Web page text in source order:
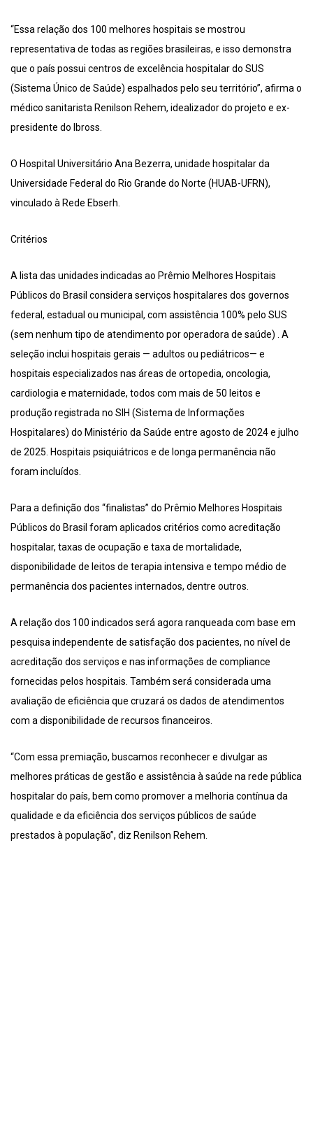
“Essa relação dos 100 melhores hospitais se mostrou
representativa de todas as regiões brasileiras, e isso demonstra
que o país possui centros de excelência hospitalar do SUS
(Sistema Único de Saúde) espalhados pelo seu território”, afirma o
médico sanitarista Renilson Rehem, idealizador do projeto e ex-
presidente do Ibross.
O Hospital Universitário Ana Bezerra, unidade hospitalar da
Universidade Federal do Rio Grande do Norte (HUAB-UFRN),
vinculado à Rede Ebserh.
Critérios
A lista das unidades indicadas ao Prêmio Melhores Hospitais
Públicos do Brasil considera serviços hospitalares dos governos
federal, estadual ou municipal, com assistência 100% pelo SUS
(sem nenhum tipo de atendimento por operadora de saúde) . A
seleção inclui hospitais gerais — adultos ou pediátricos— e
hospitais especializados nas áreas de ortopedia, oncologia,
cardiologia e maternidade, todos com mais de 50 leitos e
produção registrada no SIH (Sistema de Informações
Hospitalares) do Ministério da Saúde entre agosto de 2024 e julho
de 2025. Hospitais psiquiátricos e de longa permanência não
foram incluídos.
Para a definição dos “finalistas” do Prêmio Melhores Hospitais
Públicos do Brasil foram aplicados critérios como acreditação
hospitalar, taxas de ocupação e taxa de mortalidade,
disponibilidade de leitos de terapia intensiva e tempo médio de
permanência dos pacientes internados, dentre outros.
A relação dos 100 indicados será agora ranqueada com base em
pesquisa independente de satisfação dos pacientes, no nível de
acreditação dos serviços e nas informações de compliance
fornecidas pelos hospitais. Também será considerada uma
avaliação de eficiência que cruzará os dados de atendimentos
com a disponibilidade de recursos financeiros.
“Com essa premiação, buscamos reconhecer e divulgar as
melhores práticas de gestão e assistência à saúde na rede pública
hospitalar do país, bem como promover a melhoria contínua da
qualidade e da eficiência dos serviços públicos de saúde
prestados à população”, diz Renilson Rehem.